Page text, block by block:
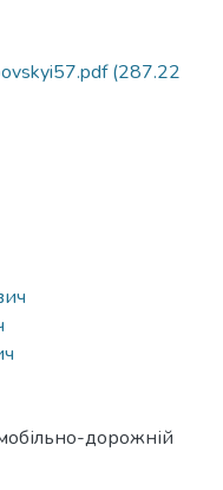
(287.22
дорожній